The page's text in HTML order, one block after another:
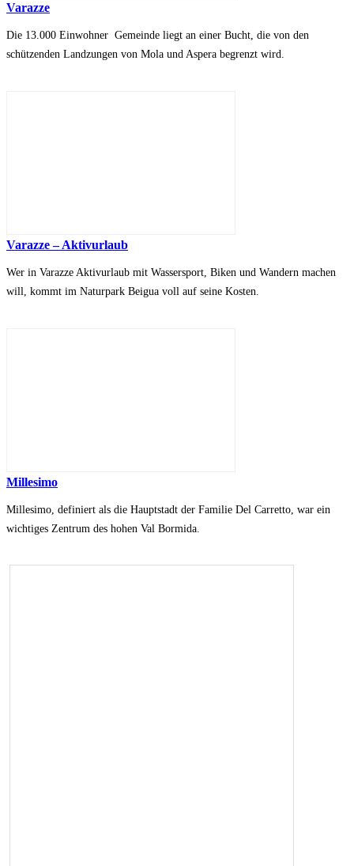
Varazze
Die 13.000 Einwohner Gemeinde liegt an einer Bucht, die von den
schützenden Landzungen von Mola und Aspera begrenzt wird.
Varazze – Aktivurlaub
Wer in Varazze Aktivurlaub mit Wassersport, Biken und Wandern machen
will, kommt im Naturpark Beigua voll auf seine Kosten.
Millesimo
Millesimo, definiert als die Hauptstadt der Familie Del Carretto, war ein
wichtiges Zentrum des hohen Val Bormida.